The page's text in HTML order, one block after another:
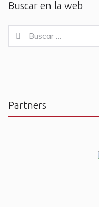
Buscar en la web
for:
Buscar
Partners